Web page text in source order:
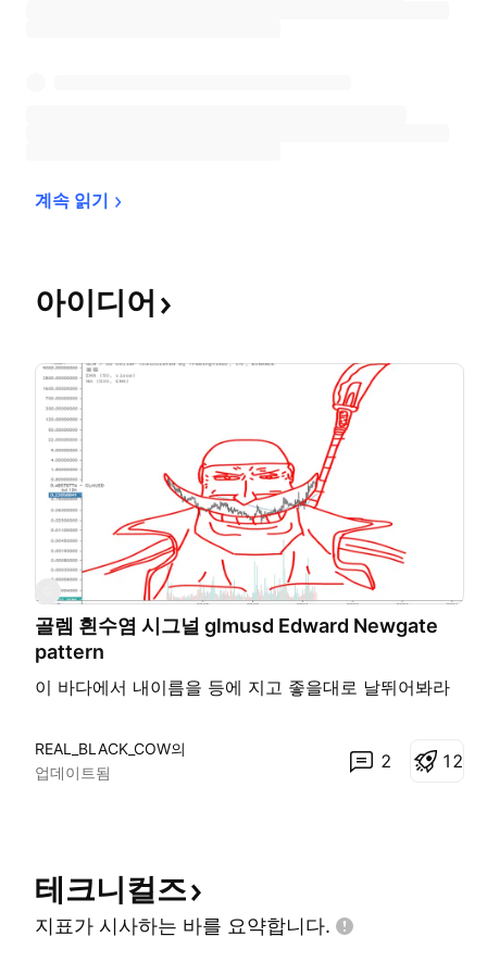
계속 읽기
아이디어
골렘 흰수염 시그널 glmusd Edward Newgate
pattern
이 바다에서 내이름을 등에 지고 좋을대로 날뛰어봐라
REAL_BLACK_COW의
업데이트됨
2 1 2
테크니컬즈
지표가 시사하는 바를 요약합니다.